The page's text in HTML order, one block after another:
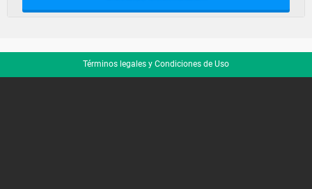
Términos legales y Condiciones de Uso